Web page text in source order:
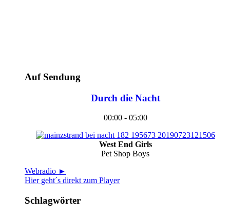
Auf Sendung
Durch die Nacht
00:00 - 05:00
West End Girls
Pet Shop Boys
Webradio ►
Hier geht´s direkt zum Player
Schlagwörter